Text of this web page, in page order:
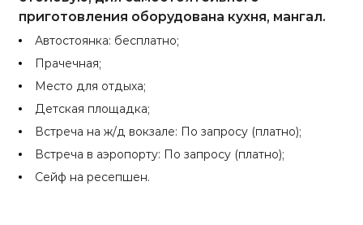
приготовления оборудована кухня, мангал.
Автостоянка: бесплатно;
Прачечная;
Место для отдыха;
Детская площадка;
Встреча на ж/д вокзале: По запросу (платно);
Встреча в аэропорту: По запросу (платно);
Сейф на ресепшен.